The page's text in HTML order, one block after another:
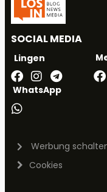
SOCIAL MEDIA
Lingen
WhatsApp
Werbung
Cookies